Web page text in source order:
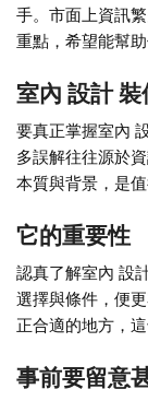
手。市面上資訊
重點，希望能幫
室內 設計
要真正掌握室內
多誤解往往源於
本質與背景，是值
它的重要性
認真了解室內 設
選擇與條件，便
正合適的地方，
事前要留意